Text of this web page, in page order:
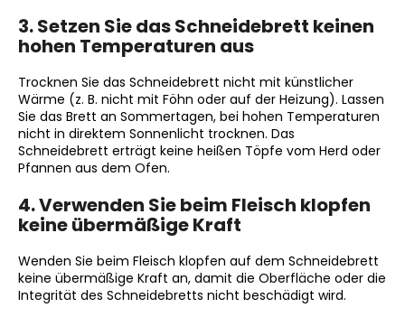
3. Setzen Sie das Schneidebrett keinen
hohen Temperaturen aus
Trocknen Sie das Schneidebrett nicht mit künstlicher
Wärme (z. B. nicht mit Föhn oder auf der Heizung). Lassen
Sie das Brett an Sommertagen, bei hohen Temperaturen
nicht in direktem Sonnenlicht trocknen. Das
Schneidebrett erträgt keine heißen Töpfe vom Herd oder
Pfannen aus dem Ofen.
4. Verwenden Sie beim Fleisch klopfen
keine übermäßige Kraft
Wenden Sie beim Fleisch klopfen auf dem Schneidebrett
keine übermäßige Kraft an, damit die Oberfläche oder die
Integrität des Schneidebretts nicht beschädigt wird.